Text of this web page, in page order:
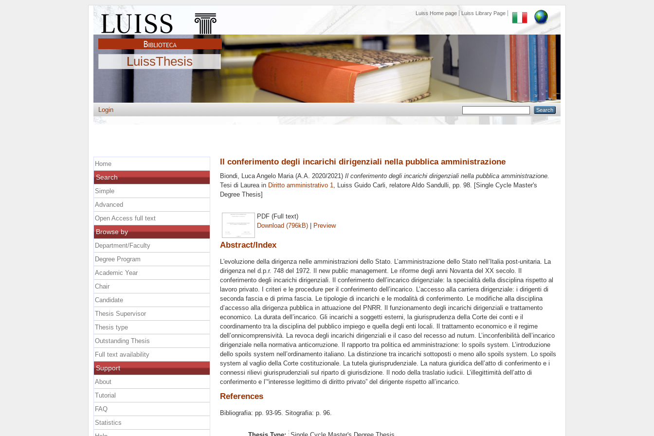
Luiss Home page Luiss Library Page
LuissThesis
Login
Il conferimento degli incarichi dirigenziali nella pubblica amministrazione
Biondi, Luca Angelo Maria(A.A. 2020/2021) Il conferimento degli incarichi dirigenziali nella pubblica amministrazione.
Tesi di Laurea in Diritto amministrativo 1, Luiss Guido Carli, relatore Aldo Sandulli, pp. 98. [Single Cycle Master's
Degree Thesis]
PDF (Full text)
Download (796kB) | Preview
Abstract/Index
L'evoluzione della dirigenza nelle amministrazioni dello Stato. L’amministrazione dello Stato nell’Italia post-unitaria. La
dirigenza nel d.p.r. 748 del 1972. Il new public management. Le riforme degli anni Novanta del XX secolo. Il
conferimento degli incarichi dirigenziali. Il conferimento dell’incarico dirigenziale: la specialità della disciplina rispetto al
lavoro privato. I criteri e le procedure per il conferimento dell’incarico. L’accesso alla carriera dirigenziale: i dirigenti di
seconda fascia e di prima fascia. Le tipologie di incarichi e le modalità di conferimento. Le modifiche alla disciplina
d’accesso alla dirigenza pubblica in attuazione del PNRR. Il funzionamento degli incarichi dirigenziali e trattamento
economico. La durata dell’incarico. Gli incarichi a soggetti esterni, la giurisprudenza della Corte dei conti e il
coordinamento tra la disciplina del pubblico impiego e quella degli enti locali. Il trattamento economico e il regime
dell’onnicomprensività. La revoca degli incarichi dirigenziali e il caso del recesso ad nutum. L’inconferibilità dell’incarico
dirigenziale nella normativa anticorruzione. Il rapporto tra politica ed amministrazione: lo spoils system. L’introduzione
dello spoils system nell’ordinamento italiano. La distinzione tra incarichi sottoposti o meno allo spoils system. Lo spoils
system al vaglio della Corte costituzionale. La tutela giurisprudenziale. La natura giuridica dell’atto di conferimento e i
connessi rilievi giurisprudenziali sul riparto di giurisdizione. Il nodo della traslatio iudicii. L’illegittimità dell’atto di
conferimento e l’“interesse legittimo di diritto privato” del dirigente rispetto all’incarico.
References
Bibliografia: pp. 93-95. Sitografia: p. 96.
Home
Search
Simple
Advanced
Open Access full text
Browse by
Department/Faculty
Degree Program
Academic Year
Chair
Candidate
Thesis Supervisor
Thesis type
Outstanding Thesis
Full text availability
Support
About
Tutorial
FAQ
Statistics